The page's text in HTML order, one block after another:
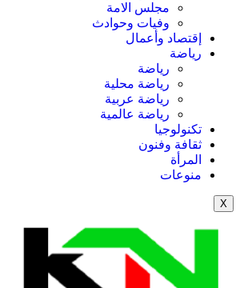
مجلس الامة
وفيات وحوادث
إقتصاد وأعمال
رياضة
رياضة
رياضة محلية
رياضة عربية
رياضة عالمية
تكنولوجيا
ثقافة وفنون
المرأة
منوعات
X